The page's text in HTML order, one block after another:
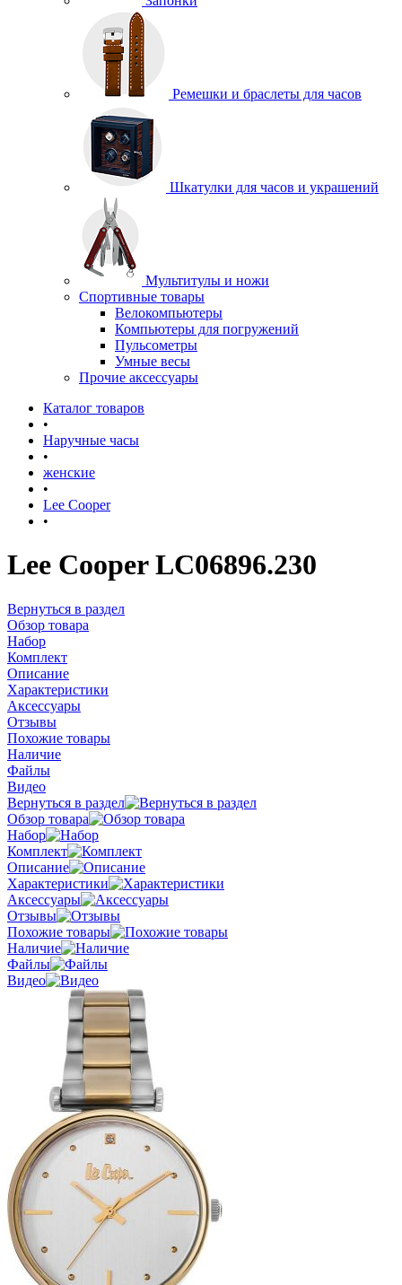
Ремешки и браслеты для часов
Шкатулки для часов и украшений
Мультитулы и ножи
Спортивные товары
Велокомпьютеры
Компьютеры для погружений
Пульсометры
Умные весы
Прочие аксессуары
Каталог товаров
•
Наручные часы
•
женские
•
Lee Cooper
•
Lee Cooper LC06896.230
Вернуться в раздел
Обзор товара
Набор
Комплект
Описание
Характеристики
Аксессуары
Отзывы
Похожие товары
Наличие
Файлы
Видео
Вернуться в раздел
Обзор товара
Набор
Комплект
Описание
Характеристики
Аксессуары
Отзывы
Похожие товары
Наличие
Файлы
Видео